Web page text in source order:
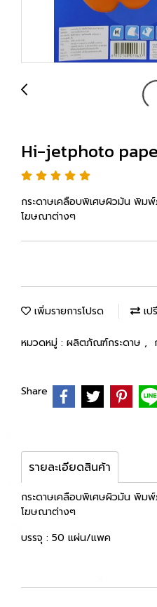
Hi-jetphoto
กระดาษเคลือบพิเศษผิวมัน พิม
โฆษณาต่างๆ
เพิ่มรายการโปรด เป
หมวดหมู่ : ผลิตภัณฑ์กระดาษ ,
Share
รายละเอียดสินค้า
กระดาษเคลือบพิเศษผิวมัน พิม
โฆษณาต่างๆ
บรรจุ : 50 แผ่น/แพค